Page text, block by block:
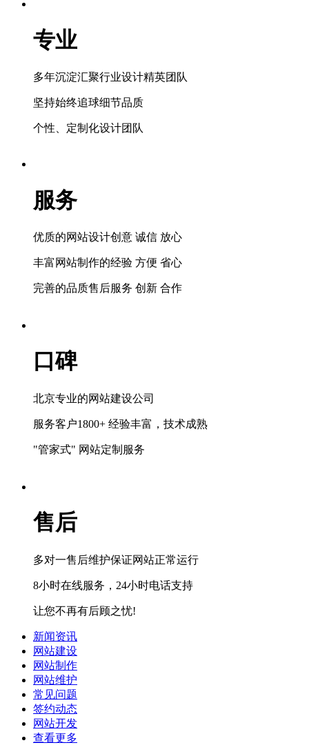
专业
多年沉淀汇聚行业设计精英团队
坚持始终追球细节品质
个性、定制化设计团队
服务
优质的网站设计创意 诚信 放心
丰富网站制作的经验 方便 省心
完善的品质售后服务 创新 合作
口碑
北京专业的网站建设公司
服务客户1800+ 经验丰富，技术成熟
"管家式" 网站定制服务
售后
多对一售后维护保证网站正常运行
8小时在线服务，24小时电话支持
让您不再有后顾之忧!
新闻资讯
网站建设
网站制作
网站维护
常见问题
签约动态
网站开发
查看更多